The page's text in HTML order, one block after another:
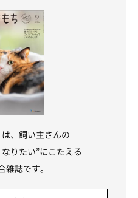
は、飼い主さんの
りたい”にこたえる
雑誌です。